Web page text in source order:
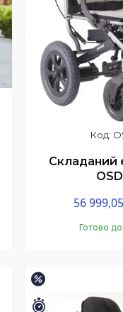
Складаний
56
Готово
Залишилось 15